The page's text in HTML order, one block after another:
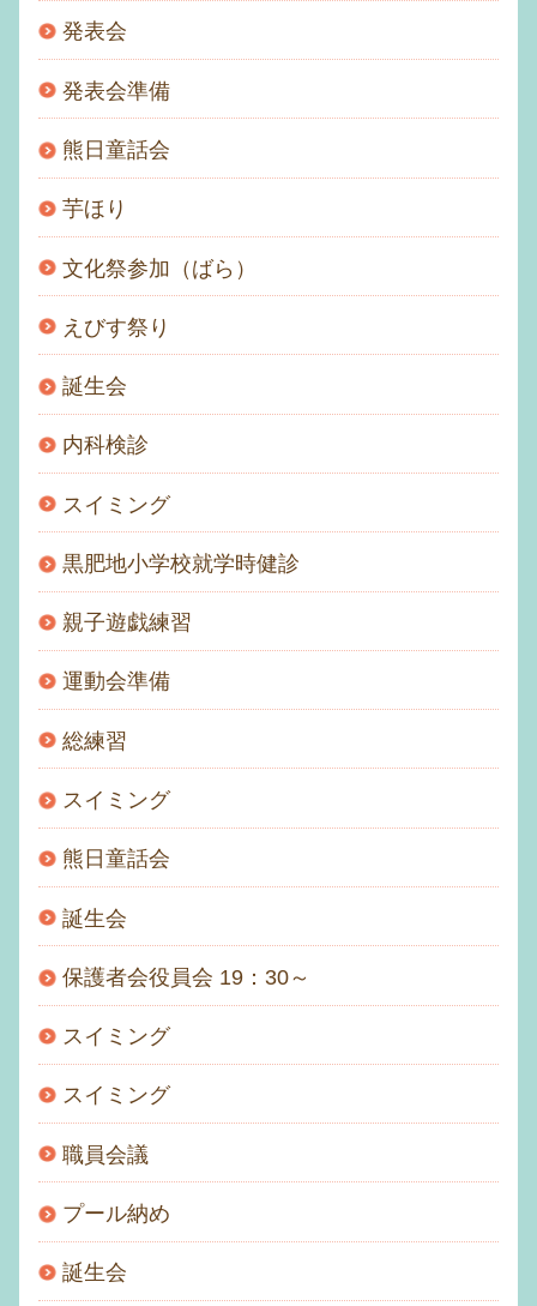
発表会
発表会準備
熊日童話会
芋ほり
文化祭参加（ばら）
えびす祭り
誕生会
内科検診
スイミング
黒肥地小学校就学時健診
親子遊戯練習
運動会準備
総練習
スイミング
熊日童話会
誕生会
保護者会役員会 19：30～
スイミング
スイミング
職員会議
プール納め
誕生会